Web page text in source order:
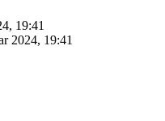
19:41
2024, 19:41